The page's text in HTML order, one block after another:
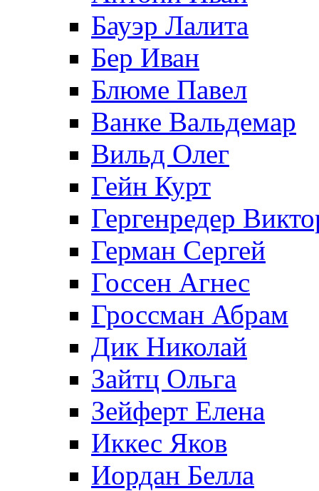
Бауэр Лалита
Бер Иван
Блюме Павел
Ванке Вальдемар
Вильд Олег
Гейн Курт
Гергенредер
Герман Сергей
Госсен Агнес
Гроссман Абрам
Дик Николай
Зайтц Ольга
Зейферт Елена
Иккес Яков
Иордан Белла